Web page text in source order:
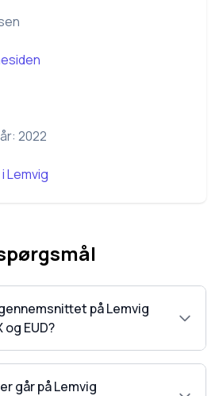
2022
iLemvig
på Lemvig
og EUD?
går på Lemvig